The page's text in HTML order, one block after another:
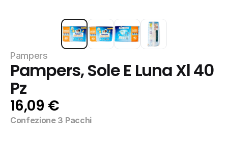
Pampers
Pampers, Sole E Luna Xl 40
Pz
16,09 €
Confezione 3 Pacchi